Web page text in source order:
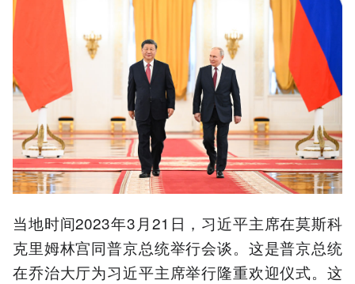
当地时间2023年3月21日，习近平主席在莫斯科
克里姆林宫同普京总统举行会谈。这是普京总统
在乔治大厅为习近平主席举行隆重欢迎仪式。这